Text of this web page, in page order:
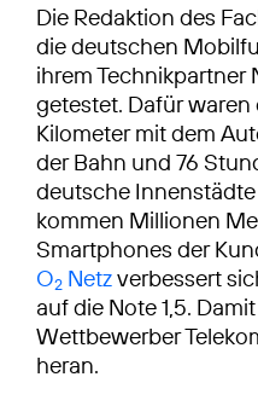
Die Redaktion des
die deutschen
ihrem Technikpartner
getestet. Dafür
Kilometer mit dem
der Bahn und 76
deutsche
kommen Millionen
Smartphones der
O2 Netzverbessert
auf die Note 1,5.
Wettbewerber
heran.